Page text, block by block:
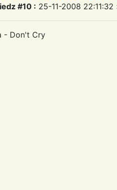
#10 : 25-11-2008 22:11:32
- Don't Cry